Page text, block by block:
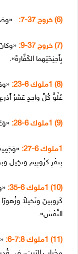
(6) خروج 37-7:
(7) خروج 37-9:
بِأَجنِحَتِهما الكَفَّارةَ».
(8) 1ملوك 6-23:
عُلُوُّ كُلِّ واحِدٍ عَشرُ
(9) 1ملوك 6-28:
1ملوك 6-27:
بِنَقْرِ كَرُوبِيمَ وَنَخِيل
(10) 1ملوك 6-35:
كَروبينَ ونَخيلاً
النَّقْش».
(11) 1ملوك 7:8-6: